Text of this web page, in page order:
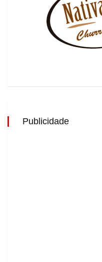
Publicidade